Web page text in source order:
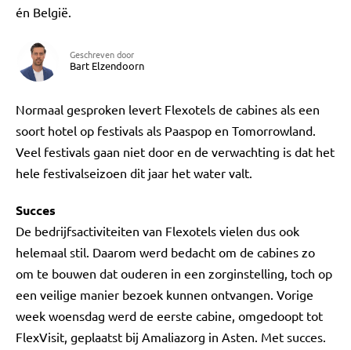
én België.
Geschreven door
Bart Elzendoorn
Normaal gesproken levert Flexotels de cabines als een
soort hotel op festivals als Paaspop en Tomorrowland.
Veel festivals gaan niet door en de verwachting is dat het
hele festivalseizoen dit jaar het water valt.
Succes
De bedrijfsactiviteiten van Flexotels vielen dus ook
helemaal stil. Daarom werd bedacht om de cabines zo
om te bouwen dat ouderen in een zorginstelling, toch op
een veilige manier bezoek kunnen ontvangen. Vorige
week woensdag werd de eerste cabine, omgedoopt tot
FlexVisit, geplaatst bij Amaliazorg in Asten. Met succes.